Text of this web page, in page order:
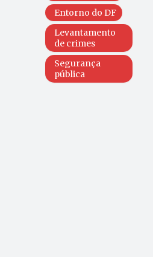
Entorno do DF
Levantamento
de crimes
Segurança
pública